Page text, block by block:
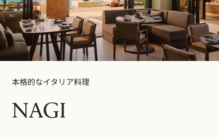
本格的なイタリア料理
NAGI